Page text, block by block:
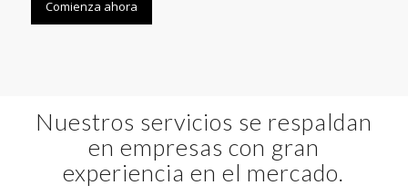
Comienza ahora
Nuestros servicios se respaldan
en empresas con gran
experiencia en el mercado.